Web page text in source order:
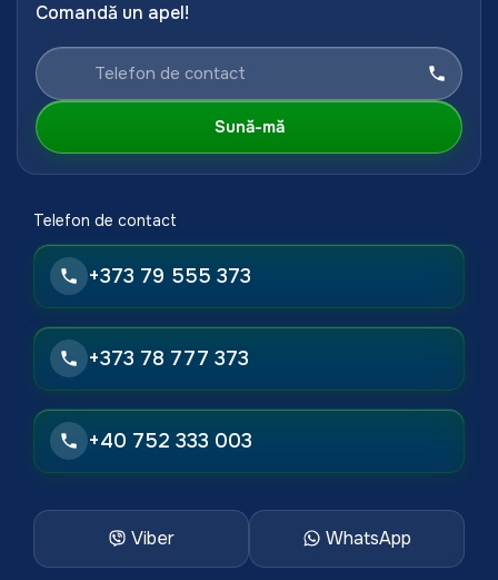
Telefon de contact
+373 79 555 373
+373 78 777 373
+40 752 333 003
Comandă un apel!
Sună-mă
Viber WhatsApp